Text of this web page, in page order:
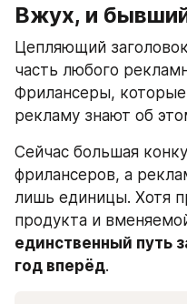
Вжух, и
Цепляющий
часть любого
Фрилансеры, которые
рекламу знают об
Сейчас большая
фрилансеров, а
лишь единицы. Хотя
единственный путь
год вперёд.